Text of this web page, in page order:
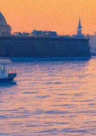
В жертву
голубого не
15 февраля 2016,07:02